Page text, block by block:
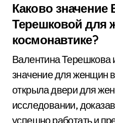
Каково значение
Терешковой для
космонавтике?
Валентина Терешкова
значение для женщин
открыла двери для
исследовании,
успешно работать и